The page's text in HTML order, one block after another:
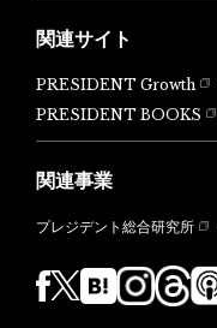
関連サイト
PRESIDENT Growth
PRESIDENT BOOKS
関連事業
プレジデント総合研究所